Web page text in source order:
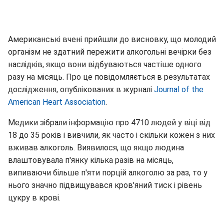
Американські вчені прийшли до висновку, що молодий
організм не здатний пережити алкогольні вечірки без
наслідків, якщо вони відбуваються частіше одного
разу на місяць. Про це повідомляється в результатах
дослідження, опублікованих в журналі Journal of the
American Heart Association.
Медики зібрали інформацію про 4710 людей у віці від
18 до 35 років і вивчили, як часто і скільки кожен з них
вживав алкоголь. Виявилося, що якщо людина
влаштовувала п'янку кілька разів на місяць,
випиваючи більше п'яти порцій алкоголю за раз, то у
нього значно підвищувався кров'яний тиск і рівень
цукру в крові.